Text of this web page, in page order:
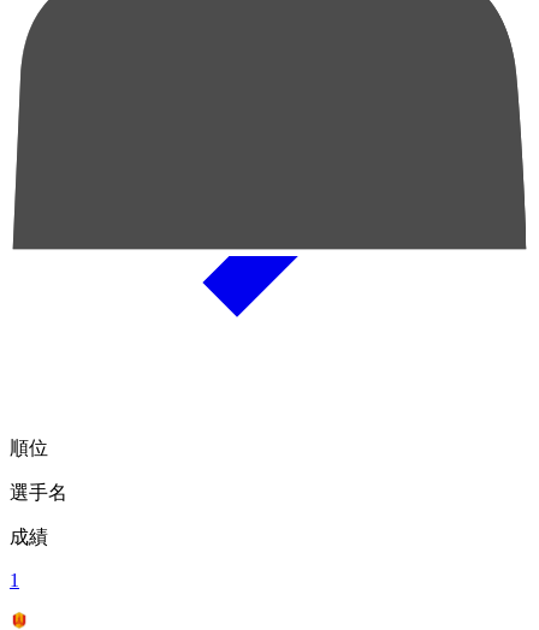
順位
選手名
成績
1